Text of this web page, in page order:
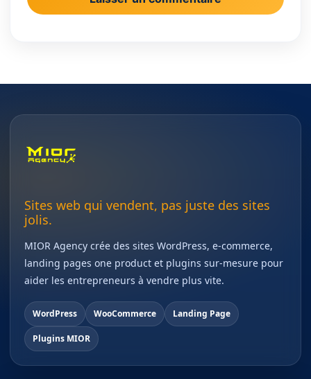
Sites web qui vendent, pas juste des sites
jolis.
MIOR Agency crée des sites WordPress, e-commerce,
landing pages one product et plugins sur-mesure pour
aider les entrepreneurs à vendre plus vite.
WordPress WooCommerce Landing Page
Plugins MIOR